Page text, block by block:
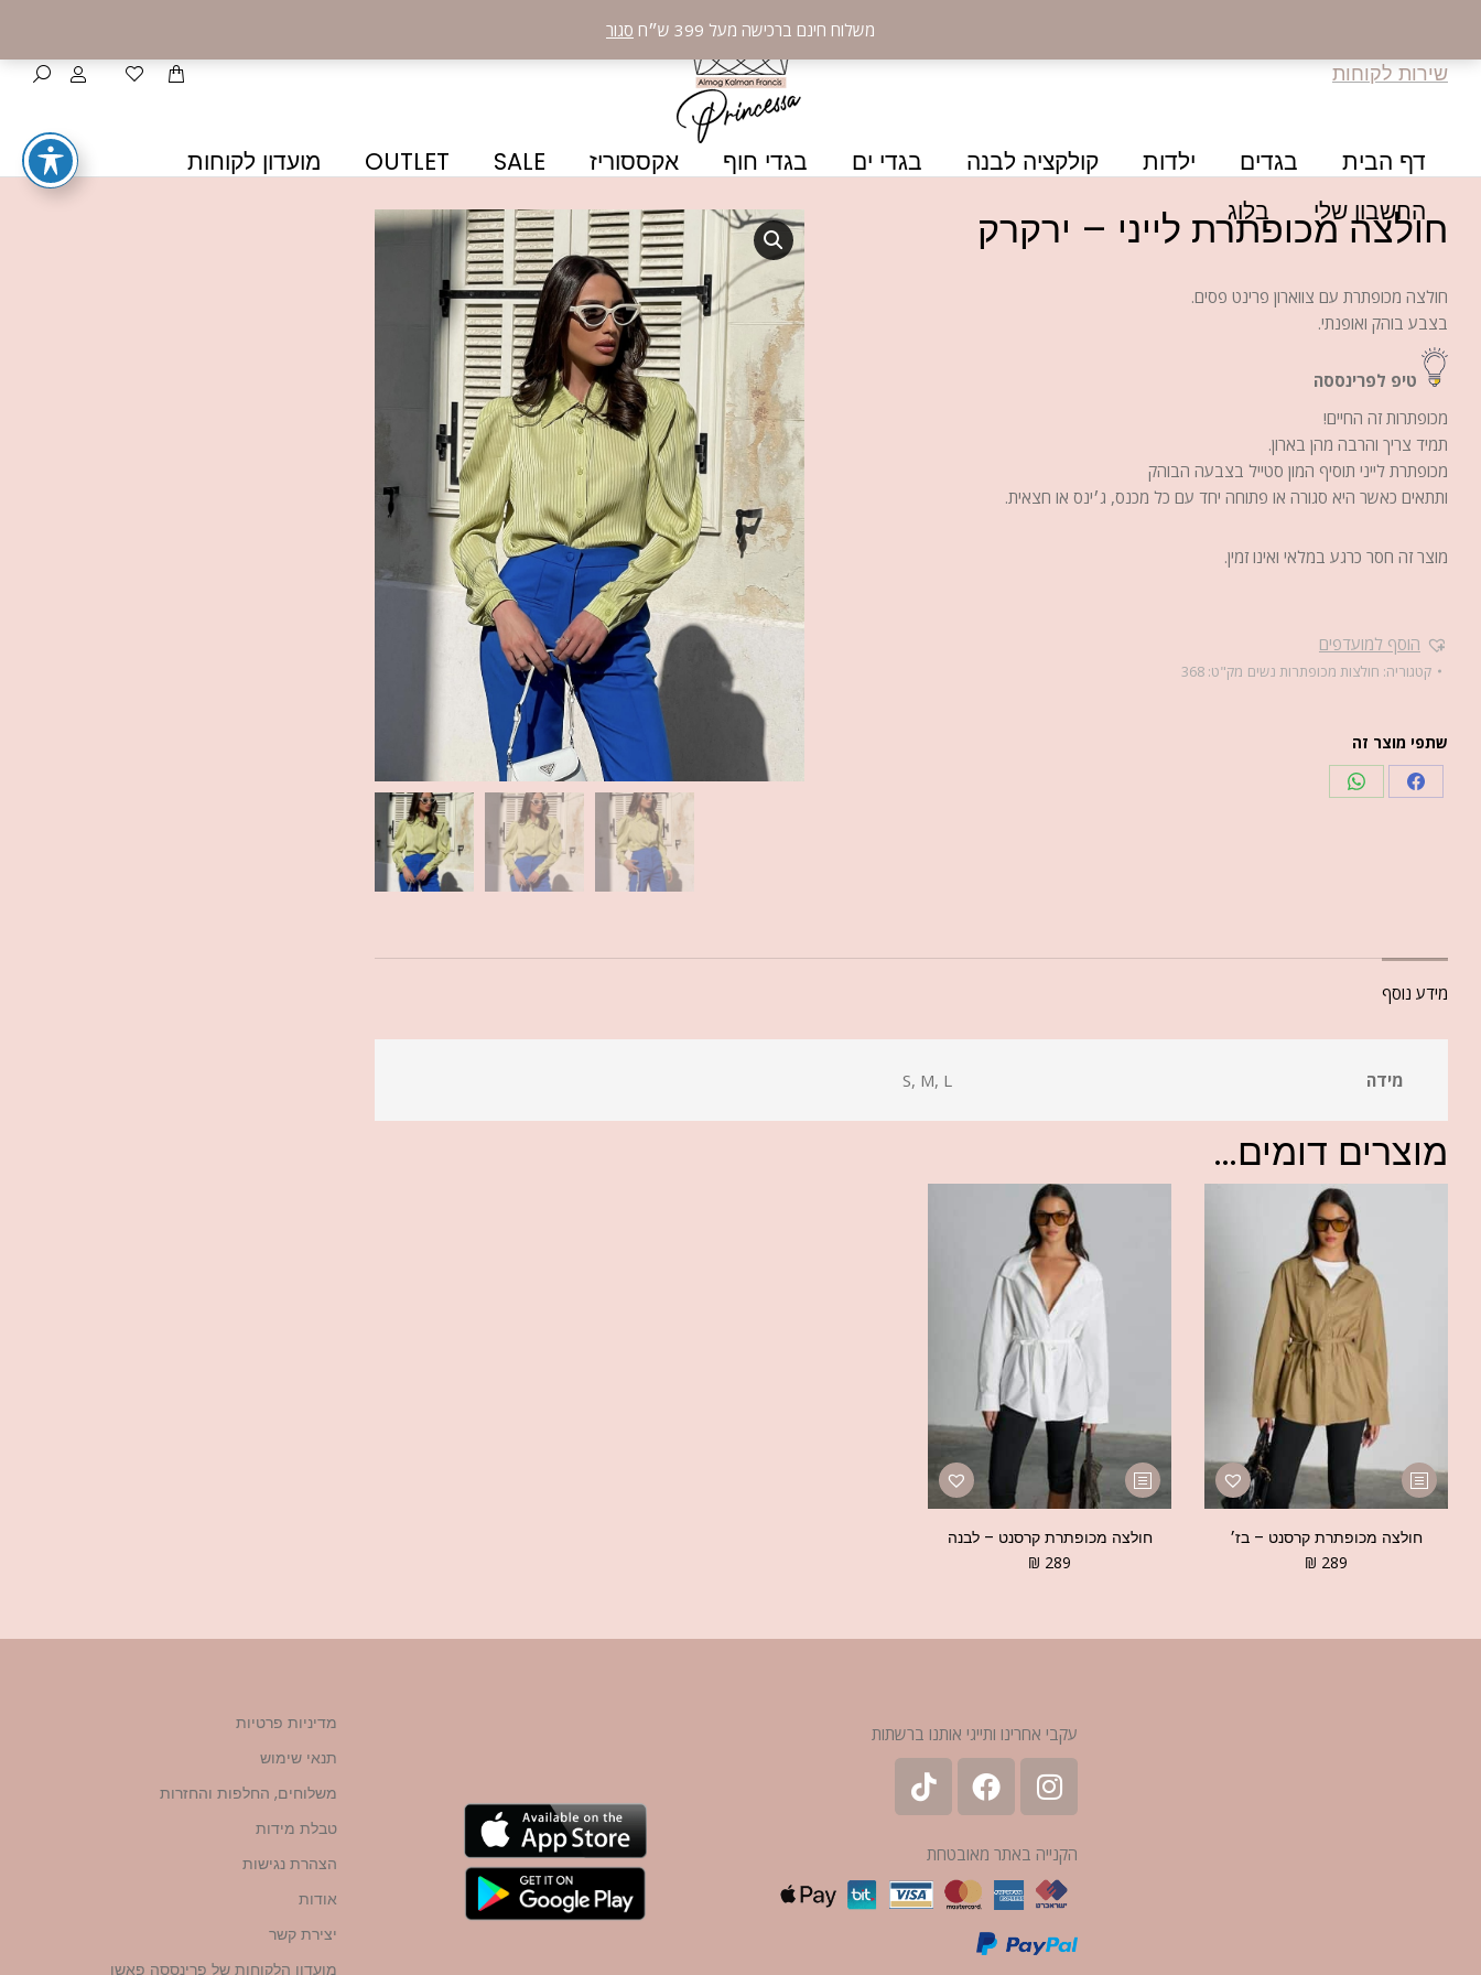
משלוח חינם ברכישה מעל 399 ש״ח סגור
שירות לקוחות
דף הבית בגדים ילדות קולקציה לבנה בגדי ים בגדי חוף אקססוריז SALE
OUTLET
מועדון לקוחות
החשבון שלי
בלוג
חולצה מכופתרת לייני – ירקרק
חולצה מכופתרת עם צווארון פרינט פסים.
בצבע בוהק ואופנתי.
טיפ לפרינססה
מכופתרות זה החיים!
תמיד צריך והרבה מהן בארון.
מכופתרת לייני תוסיף המון סטייל בצבעה הבוהק
ותתאים כאשר היא סגורה או פתוחה יחד עם כל מכנס, ג׳ינס או חצאית.
מוצר זה חסר כרגע במלאי ואינו זמין.
הוסף למועדפים
קטגוריה: חולצות מכופתרות נשים מק"ט:368
שתפי מוצר זה
מידע נוסף
מידה S, M, L
מוצרים דומים...
חולצה מכופתרת קרסנט – בז׳
₪ 289
חולצה מכופתרת קרסנט – לבנה
₪ 289
עקבי אחרינו ותייגי אותנו ברשתות
הקנייה באתר מאובטחת
מדיניות פרטיות
תנאי שימוש
משלוחים, החלפות והחזרות
טבלת מידות
הצהרת נגישות
אודות
יצירת קשר
מועדון הלקוחות של פרינססה פאשן